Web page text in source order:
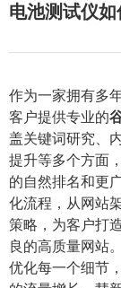
电池测试仪
作为一家拥有多
客户提供专业的
盖关键词研究、
提升等多个方面
的自然排名和更
化流程，从网站
策略，为客户打
良的高质量网站
优化每一个细节